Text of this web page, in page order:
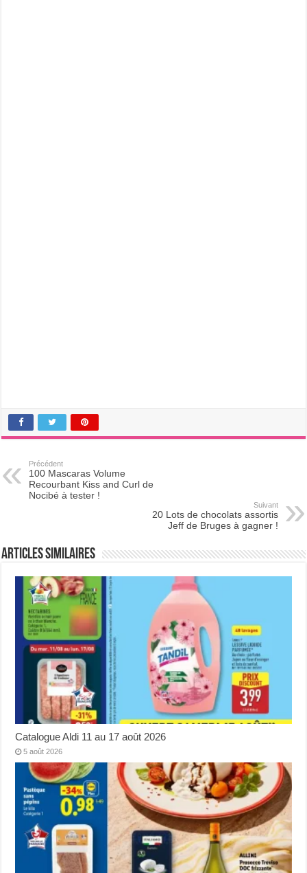
Précédent
100 Mascaras Volume
Recourbant Kiss and Curl de
Nocibé à tester !
Suivant
20 Lots de chocolats assortis
Jeff de Bruges à gagner !
Articles Similaires
Catalogue Aldi 11 au 17 août 2026
5 août 2026